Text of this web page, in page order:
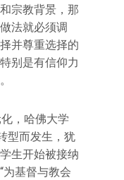
宗教背景，那
法就必须调
并尊重选择的
别是有信仰力
，哈佛大学
型而发生，犹
生开始被接纳
为基督与教会